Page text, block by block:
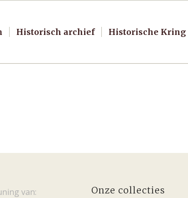
Historisch archief Historische Kring
van:
Onze collecties